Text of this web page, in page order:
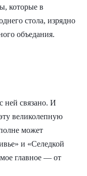
которые в
стола, изрядно
объедания.
связано. И
великолепную
может
и «Селедкой
главное — от